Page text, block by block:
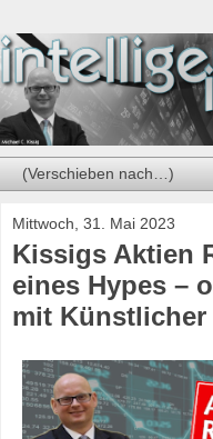
Mittwoch, 31. Mai 2023
Kissigs Aktien
eines Hypes –
mit